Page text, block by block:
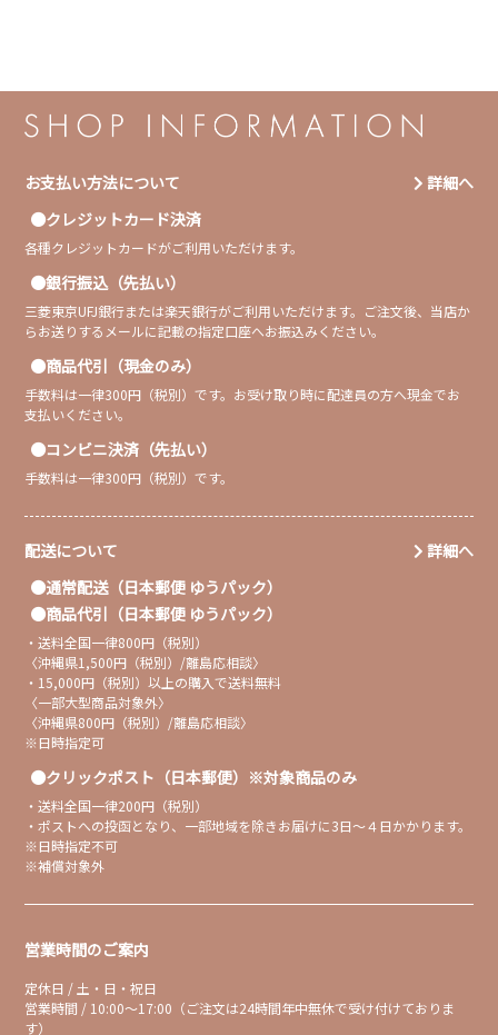
お支払い方法について
詳細へ
クレジットカード決済
各種クレジットカードがご利用いただけます。
銀行振込（先払い）
三菱東京UFJ銀行または楽天銀行がご利用いただけます。ご注文後、当店か
らお送りするメールに記載の指定口座へお振込みください。
商品代引（現金のみ）
手数料は一律300円（税別）です。お受け取り時に配達員の方へ現金でお
支払いください。
コンビニ決済（先払い）
手数料は一律300円（税別）です。
配送について
詳細へ
通常配送（日本郵便 ゆうパック）
商品代引（日本郵便 ゆうパック）
・送料全国一律800円（税別）
〈沖縄県1,500円（税別）/離島応相談〉
・15,000円（税別）以上の購入で送料無料
〈一部大型商品対象外〉
〈沖縄県800円（税別）/離島応相談〉
※日時指定可
クリックポスト（日本郵便）※対象商品のみ
・送料全国一律200円（税別）
・ポストへの投函となり、一部地域を除きお届けに3日〜４日かかります。
※日時指定不可
※補償対象外
営業時間のご案内
定休日 / 土・日・祝日
営業時間 / 10:00～17:00（ご注文は24時間年中無休で受け付けておりま
す）